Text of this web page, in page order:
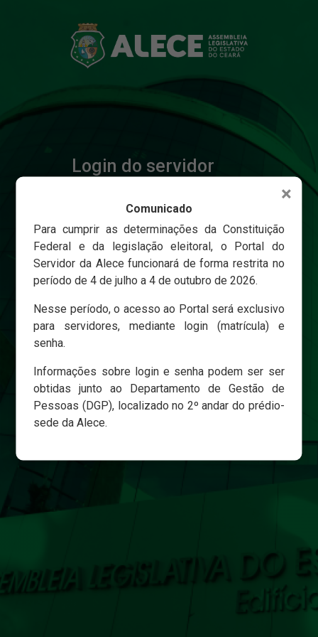
Login do servidor
Senha
Esqueci minha senha
×
Comunicado
Para cumprir as determinações da Constituição
Federal e da legislação eleitoral, o Portal do
Servidor da Alece funcionará de forma restrita no
período de 4 de julho a 4 de outubro de 2026.
Nesse período, o acesso ao Portal será exclusivo
para servidores, mediante login (matrícula) e
senha.
Informações sobre login e senha podem ser ser
obtidas junto ao Departamento de Gestão de
Pessoas (DGP), localizado no 2º andar do prédio-
sede da Alece.